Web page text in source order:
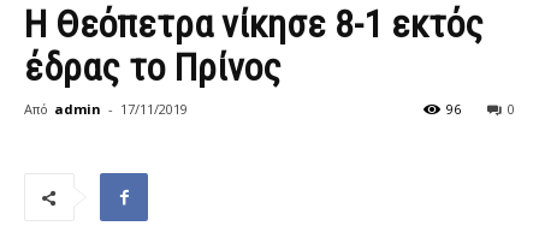
Η Θεόπετρα νίκησε 8-1 εκτός
έδρας το Πρίνος
Από admin - 17/11/2019 0
96